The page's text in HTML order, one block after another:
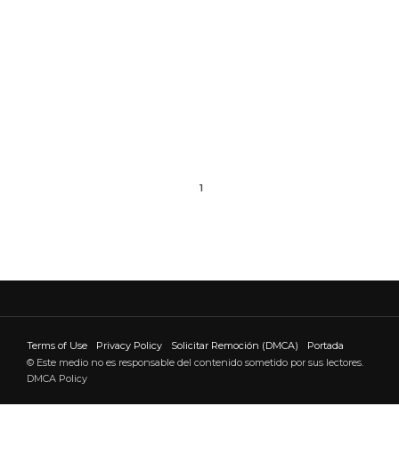
1
Terms of Use Privacy Policy Solicitar Remoción (DMCA)
Portada
© Este medio no es responsable del contenido sometido por sus lectores.
DMCA Policy